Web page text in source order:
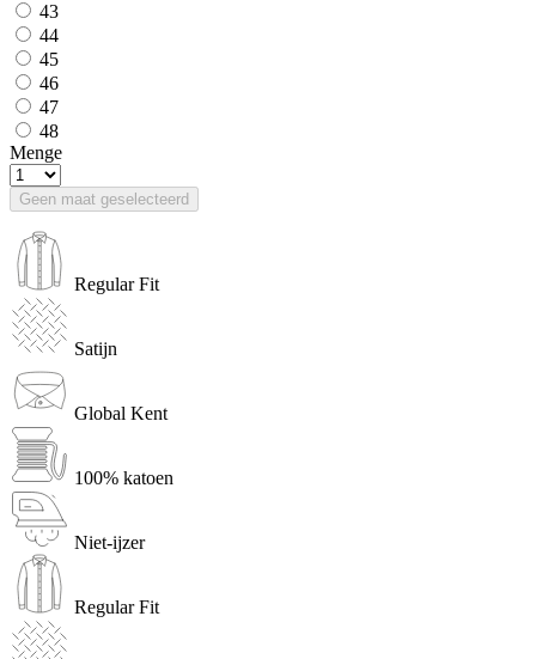
43
44
45
46
47
48
Menge
Geen maat geselecteerd
Regular Fit
Satijn
Global Kent
100% katoen
Niet-ijzer
Regular Fit